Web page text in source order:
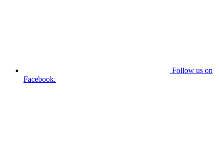
Follow us on
Facebook.